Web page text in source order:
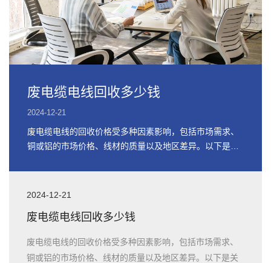
废电缆电线回收多少钱
2024-12-21
废电缆电线的回收价格受多种因素影响，包括市场需求、
铜或铝的市场价格、线材的质量以及地区差异。以下是关
2024-12-21
废电缆电线回收多少钱
废电缆电线的回收价格受多种因素影响，包括市场需求、
铜或铝的市场价格、线材的质量以及地区差异。以下是关